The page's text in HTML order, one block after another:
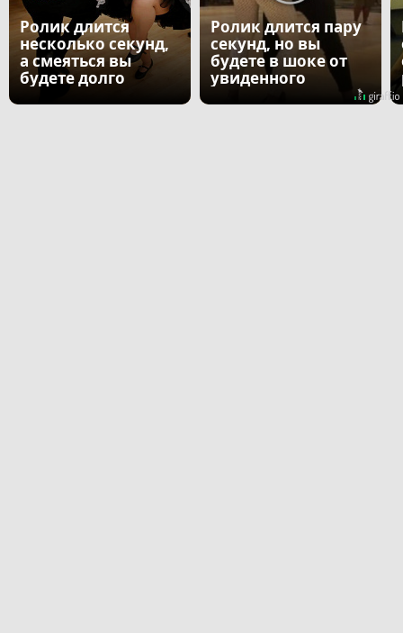
Ролик длится
несколько секунд,
а смеяться вы
будете долго
Ролик длится пару
секунд, но вы
будете в шоке от
увиденного